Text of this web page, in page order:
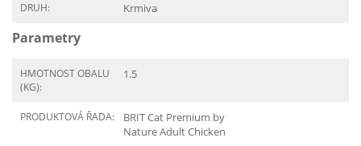
DRUH: Krmiva
Parametry
HMOTNOST OBALU
(KG):
1.5
PRODUKTOVÁ ŘADA:
BRIT Cat Premium by
Nature Adult Chicken